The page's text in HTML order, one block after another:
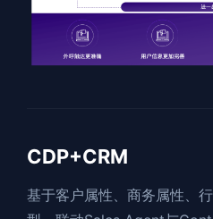
CDP+CRM
基于客户属性、商务属性、